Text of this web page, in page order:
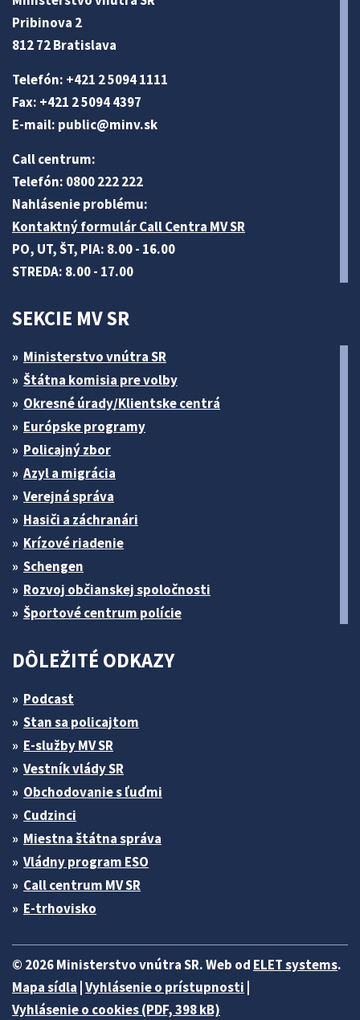
Pribinova 2
812 72 Bratislava
Telefón: +421 2 5094 1111
Fax: +421 2 5094 4397
E-mail: public@minv.sk
Call centrum:
Telefón: 0800 222 222
Nahlásenie problému:
Kontaktný formulár Call Centra MV SR
PO, UT, ŠT, PIA: 8.00 - 16.00
STREDA: 8.00 - 17.00
SEKCIE MV SR
Ministerstvo vnútra SR
Štátna komisia pre volby
Okresné úrady/Klientske centrá
Európske programy
Policajný zbor
Azyl a migrácia
Verejná správa
Hasiči a záchranári
Krízové riadenie
Schengen
Rozvoj občianskej spoločnosti
Športové centrum polície
DÔLEŽITÉ ODKAZY
Podcast
Stan sa policajtom
E-služby MV SR
Vestník vlády SR
Obchodovanie s ľuďmi
Cudzinci
Miestna štátna správa
Vládny program ESO
Call centrum MV SR
E-trhovisko
© 2026 Ministerstvo vnútra SR. Web od ELET systems.
Mapa sídla Vyhlásenie o prístupnosti
Vyhlásenie o cookies (PDF, 398 kB)